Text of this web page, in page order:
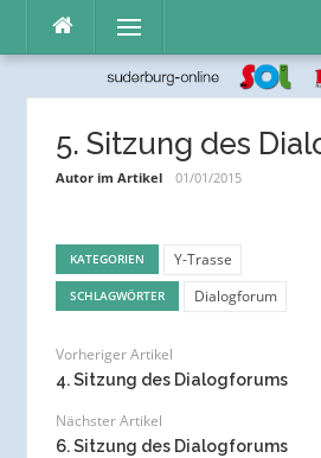
Inhalt
Menü
5. Sitzung des
Autor im Artikel 01/01/2015
KATEGORIEN Y-Trasse
SCHLAGWÖRTER Dialogforum
Vorheriger Artikel
4. Sitzung des Dialogforums
Nächster Artikel
6. Sitzung des Dialogforums